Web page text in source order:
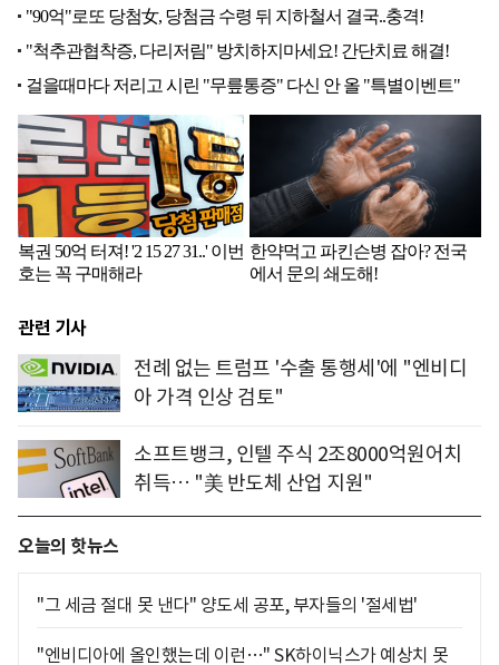
관련 기사
전례 없는 트럼프 '수출 통행세'에 "엔비디
아 가격 인상 검토"
소프트뱅크, 인텔 주식 2조8000억원어치
취득… "美 반도체 산업 지원"
오늘의 핫뉴스
"그 세금 절대 못 낸다" 양도세 공포, 부자들의 '절세법'
"엔비디아에 올인했는데 이런…" SK하이닉스가 예상치 못